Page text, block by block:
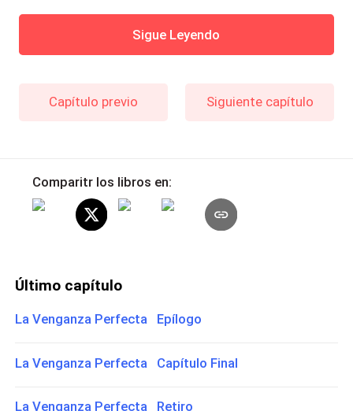
Sigue Leyendo
Capítulo previo Siguiente capítulo
Comparitr los libros en:
Último capítulo
La Venganza Perfecta Epílogo
La Venganza Perfecta Capítulo Final
La Venganza Perfecta Retiro